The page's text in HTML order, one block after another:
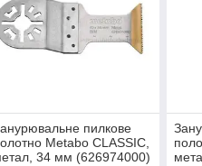
пилкове
Metabo CLASSIC,
34 мм (626974000)